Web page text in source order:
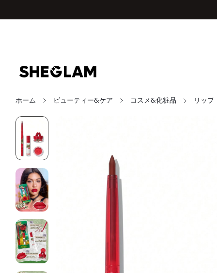
ホーム ビューティー&ケア コスメ&化粧品 リップ